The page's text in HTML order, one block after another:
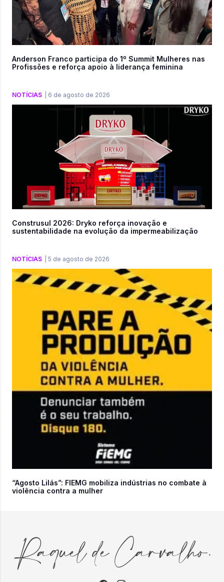
Anderson Franco participa do 1º Summit Mulheres nas
Profissões e reforça apoio à liderança feminina
NOTÍCIAS 6 de agosto de 2026
Construsul 2026: Dryko reforça inovação e
sustentabilidade na evolução da impermeabilização
NOTÍCIAS 5 de agosto de 2026
“Agosto Lilás”: FIEMG mobiliza indústrias no combate à
violência contra a mulher